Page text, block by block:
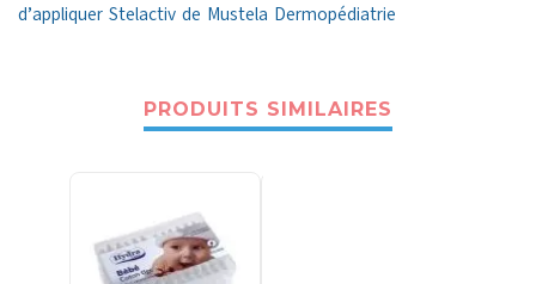
d’appliquer Stelactiv de Mustela Dermopédiatrie
PRODUITS SIMILAIRES